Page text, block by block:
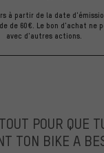
à partir de la date
de 60€. Le bon d'achat ne
avec d'autres actions.
POUR QUE
TON BIKE A